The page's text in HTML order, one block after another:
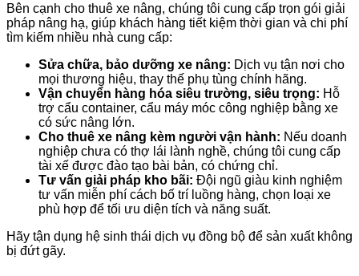
Bên cạnh cho thuê xe nâng, chúng tôi cung cấp trọn gói giải
pháp nâng hạ, giúp khách hàng tiết kiệm thời gian và chi phí
tìm kiếm nhiều nhà cung cấp:
Sửa chữa, bảo dưỡng xe nâng: Dịch vụ tận nơi cho
mọi thương hiệu, thay thế phụ tùng chính hãng.
Vận chuyển hàng hóa siêu trường, siêu trọng: Hỗ
trợ cẩu container, cẩu máy móc công nghiệp bằng xe
có sức nâng lớn.
Cho thuê xe nâng kèm người vận hành: Nếu doanh
nghiệp chưa có thợ lái lành nghề, chúng tôi cung cấp
tài xế được đào tạo bài bản, có chứng chỉ.
Tư vấn giải pháp kho bãi: Đội ngũ giàu kinh nghiệm
tư vấn miễn phí cách bố trí luồng hàng, chọn loại xe
phù hợp để tối ưu diện tích và năng suất.
Hãy tận dụng hệ sinh thái dịch vụ đồng bộ để sản xuất không
bị đứt gãy.